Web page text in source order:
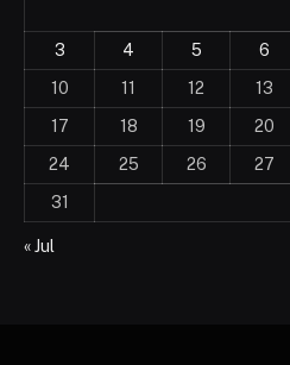
3
4 5 6
10
11 12 13
17
18 19 20
24
25 26 27
31
« Jul